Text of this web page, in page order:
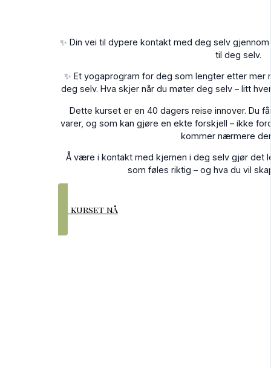
✨ Din vei til dypere kontakt med deg selv
til deg selv.
✨ Et yogaprogram for deg som lengter etter mer
deg selv. Hva skjer når du møter deg selv – litt
Dette kurset er en 40 dagers reise innover. Du
varer, og som kan gjøre en ekte forskjell – ikke
kommer nærmere
Å være i kontakt med kjernen i deg selv gjør det
som føles riktig – og hva du vil
Ta kurset nå